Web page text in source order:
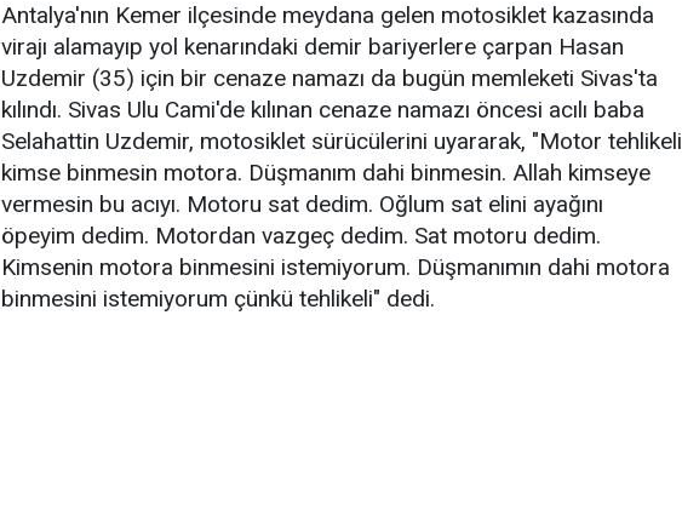
Antalya'nın Kemer ilçesinde meydana gelen motosiklet kazasında
virajı alamayıp yol kenarındaki demir bariyerlere çarpan Hasan
Uzdemir (35) için bir cenaze namazı da bugün memleketi Sivas'ta
kılındı. Sivas Ulu Cami'de kılınan cenaze namazı öncesi acılı baba
Selahattin Uzdemir, motosiklet sürücülerini uyararak, "Motor tehlikeli
kimse binmesin motora. Düşmanım dahi binmesin. Allah kimseye
vermesin bu acıyı. Motoru sat dedim. Oğlum sat elini ayağını
öpeyim dedim. Motordan vazgeç dedim. Sat motoru dedim.
Kimsenin motora binmesini istemiyorum. Düşmanımın dahi motora
binmesini istemiyorum çünkü tehlikeli" dedi.